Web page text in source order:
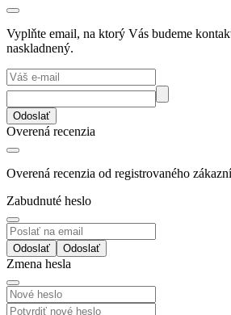
Vyplňte email, na ktorý Vás budeme
naskladnený.
Odoslať
Overená recenzia
Overená recenzia od registrovaného
Zabudnuté heslo
Odoslať
Zmena hesla